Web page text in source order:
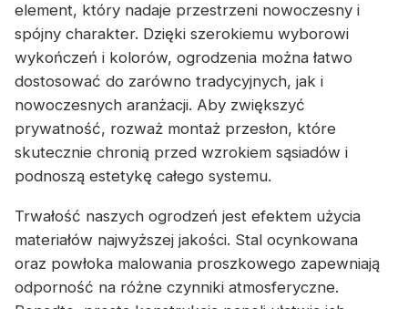
element, który nadaje przestrzeni nowoczesny i
spójny charakter. Dzięki szerokiemu wyborowi
wykończeń i kolorów, ogrodzenia można łatwo
dostosować do zarówno tradycyjnych, jak i
nowoczesnych aranżacji. Aby zwiększyć
prywatność, rozważ montaż przesłon, które
skutecznie chronią przed wzrokiem sąsiadów i
podnoszą estetykę całego systemu.
Trwałość naszych ogrodzeń jest efektem użycia
materiałów najwyższej jakości. Stal ocynkowana
oraz powłoka malowania proszkowego zapewniają
odporność na różne czynniki atmosferyczne.